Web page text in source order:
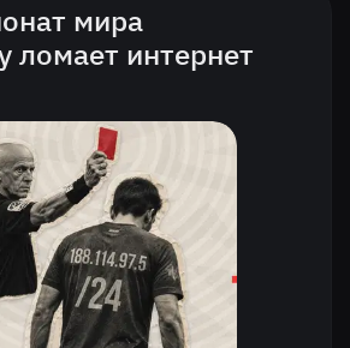
мира
ломает интернет